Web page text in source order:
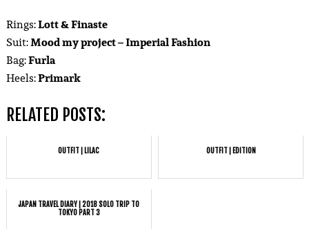
Rings:Lott & Finaste
Suit:Mood my project – Imperial Fashion
Bag:Furla
Heels:Primark
RELATED POSTS:
OUTFIT | LILAC OUTFIT | EDITION
JAPAN TRAVEL DIARY | 2018 SOLO TRIP TO
TOKYO PART 3